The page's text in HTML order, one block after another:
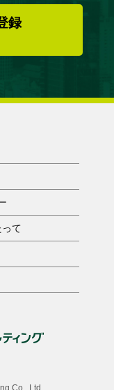
録
て
Co., Ltd.